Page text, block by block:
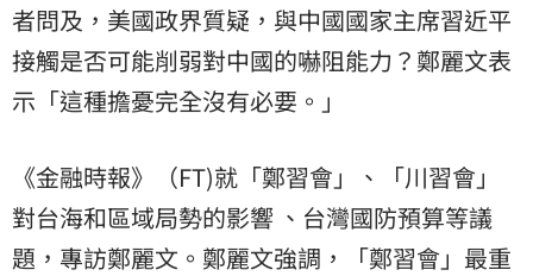
者問及，美國政界質疑，與中國國家主席習近平
接觸是否可能削弱對中國的嚇阻能力？鄭麗文表
示「這種擔憂完全沒有必要。」
《金融時報》（FT)就「鄭習會」、「川習會」
對台海和區域局勢的影響 、台灣國防預算等議
題，專訪鄭麗文。鄭麗文強調，「鄭習會」最重